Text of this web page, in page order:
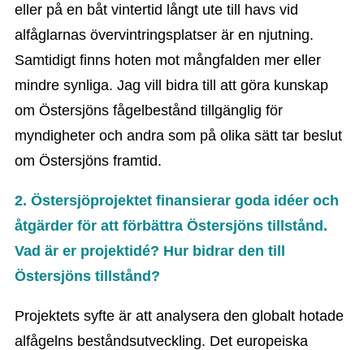
eller på en båt vintertid långt ute till havs vid
alfåglarnas övervintringsplatser är en njutning.
Samtidigt finns hoten mot mångfalden mer eller
mindre synliga. Jag vill bidra till att göra kunskap
om Östersjöns fågelbestånd tillgänglig för
myndigheter och andra som på olika sätt tar beslut
om Östersjöns framtid.
2. Östersjöprojektet finansierar goda idéer och
åtgärder för att förbättra Östersjöns tillstånd.
Vad är er projektidé? Hur bidrar den till
Östersjöns tillstånd?
Projektets syfte är att analysera den globalt hotade
alfågelns beståndsutveckling. Det europeiska